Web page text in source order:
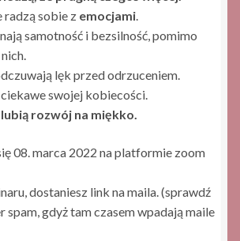
sobie z emocjami.
samotność i bezsilność, pomimo
lęk przed odrzuceniem.
swojej kobiecości.
rozwój na miękko.
08. marca 2022 na platformie zoom
dostaniesz link na maila. (sprawdź
spam, gdyż tam czasem wpadają maile